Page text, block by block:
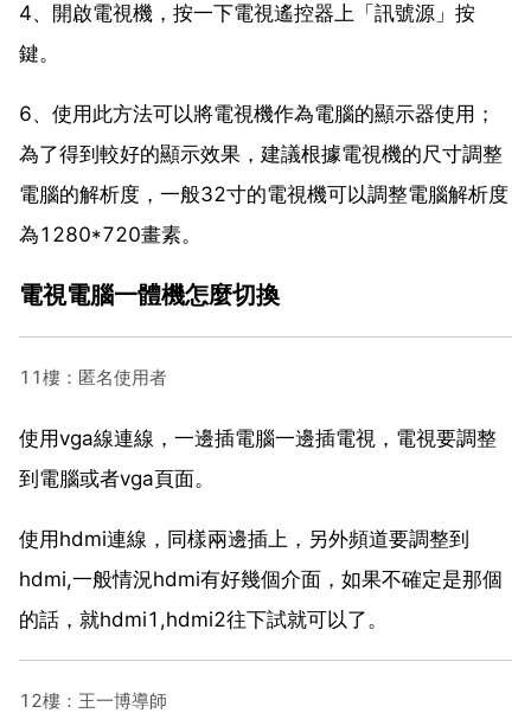
4、開啟電視機，按一下電視遙控器上「訊號源」按
鍵。
6、使用此方法可以將電視機作為電腦的顯示器使用；
為了得到較好的顯示效果，建議根據電視機的尺寸調整
電腦的解析度，一般32寸的電視機可以調整電腦解析度
為1280*720畫素。
電視電腦一體機怎麼切換
11樓：匿名使用者
使用vga線連線，一邊插電腦一邊插電視，電視要調整
到電腦或者vga頁面。
使用hdmi連線，同樣兩邊插上，另外頻道要調整到
hdmi,一般情況hdmi有好幾個介面，如果不確定是那個
的話，就hdmi1,hdmi2往下試就可以了。
12樓：王一博導師